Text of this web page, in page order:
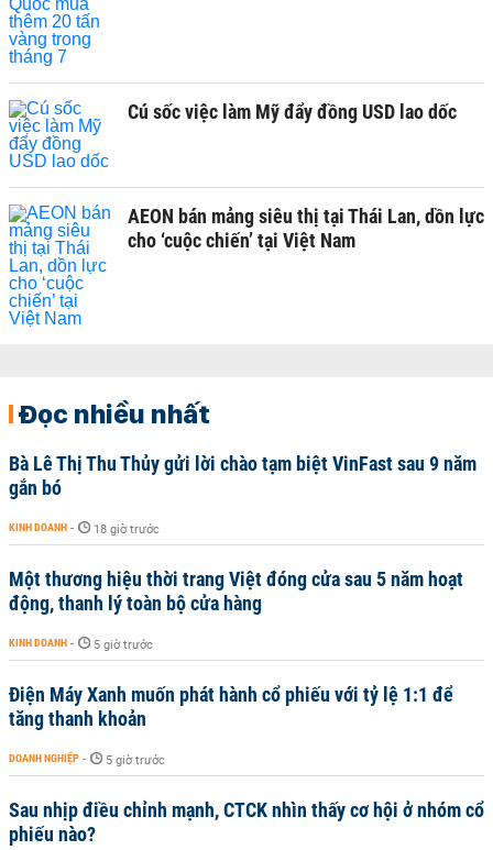
Cú sốc việc làm Mỹ đẩy đồng USD lao dốc
AEON bán mảng siêu thị tại Thái Lan, dồn lực
cho ‘cuộc chiến’ tại Việt Nam
Đọc nhiều nhất
Bà Lê Thị Thu Thủy gửi lời chào tạm biệt VinFast sau 9 năm
gắn bó
KINH DOANH - 18 giờ trước
Một thương hiệu thời trang Việt đóng cửa sau 5 năm hoạt
động, thanh lý toàn bộ cửa hàng
KINH DOANH - 5 giờ trước
Điện Máy Xanh muốn phát hành cổ phiếu với tỷ lệ 1:1 để
tăng thanh khoản
DOANH NGHIỆP - 5 giờ trước
Sau nhịp điều chỉnh mạnh, CTCK nhìn thấy cơ hội ở nhóm cổ
phiếu nào?